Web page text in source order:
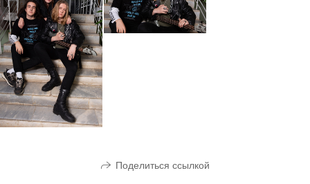
Поделиться ссылкой